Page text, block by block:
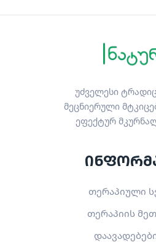
უძველესი
მეცნიერული
ეფექტურ
თერაპიული
თერაპიის